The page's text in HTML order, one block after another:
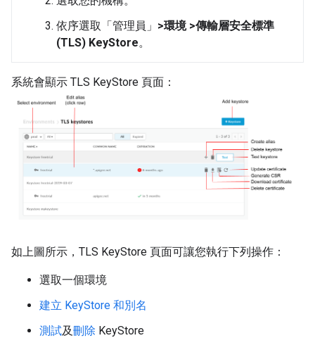
依序選取「管理員」 >環境 >傳輸層安全標準
(TLS) KeyStore。
系統會顯示 TLS KeyStore 頁面：
如上圖所示，TLS KeyStore 頁面可讓您執行下列操作：
選取一個環境
建立 KeyStore 和別名
測試及刪除 KeyStore